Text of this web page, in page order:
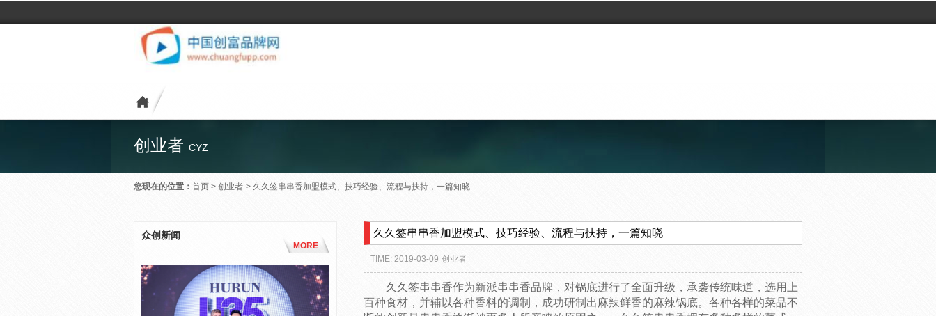
创业者 CYZ
您现在的位置： 首页 > 创业者 > 久久签串串香加盟模式、技巧经验、流程与扶持，一篇知晓
众创新闻
MORE
久久签串串香加盟模式、技巧经验、流程与扶持，一篇知晓
TIME: 2019-03-09 创业者
久久签串串香作为新派串串香品牌，对锅底进行了全面升级，承袭传统味道，选用上
百种食材，并辅以各种香料的调制，成功研制出麻辣鲜香的麻辣锅底。各种各样的菜品不